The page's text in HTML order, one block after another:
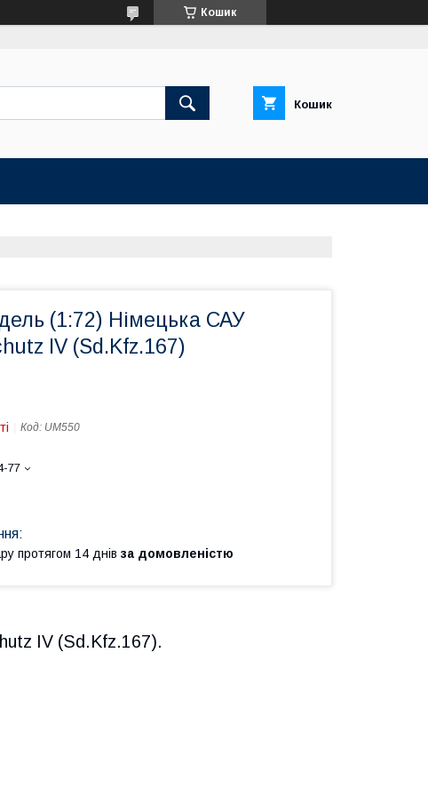
Кошик
Кошик
(1:72) Німецька САУ
IV (Sd.Kfz.167)
Код: UM550
77
протягом 14 днів за домовленістю
IV (Sd.Kfz.167).